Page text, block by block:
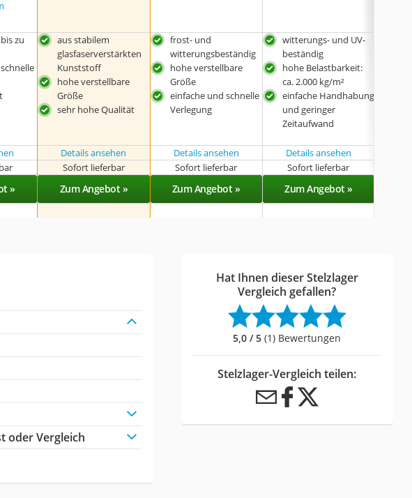
zu
aus stabilem
glasfaserverstärkten
Kunststoff
hohe verstellbare
Größe
sehr hohe Qualität
frost- und
witterungsbeständig
hohe verstellbare
Größe
einfache und schnelle
Verlegung
witterungs- und UV-
beständig
hohe Belastbarkeit:
ca. 2.000 kg/m²
einfache Handhabung
und geringer
Zeitaufwand
Details ansehen Details ansehen Details ansehen
Sofort lieferbar Sofort lieferbar Sofort lieferbar
» Zum Angebot » Zum Angebot » Zum Angebot »
oder Vergleich
Hat Ihnen dieser Stelzlager
Vergleich gefallen?
5,0 / 5 (1) Bewertungen
Stelzlager-Vergleich teilen: